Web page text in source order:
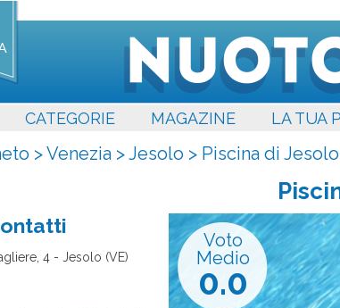
CATEGORIE MAGAZINE LA TUA
>Venezia >Jesolo > Piscina di Jesolo
Voto
Medio
0.0
4 - Jesolo (VE)